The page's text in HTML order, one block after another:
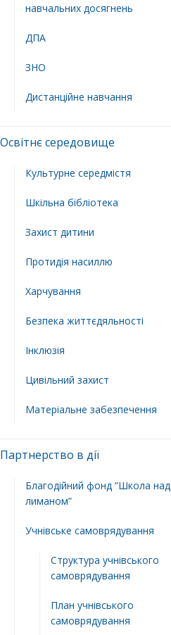
навчальних досягнень
ДПА
ЗНО
Дистанційне навчання
Освітнє середовище
Культурне середмістя
Шкільна бібліотека
Захист дитини
Протидія насиллю
Харчування
Безпека життєдяльності
Інклюзія
Цивільний захист
Матеріальне забезпечення
Партнерство в дії
Благодійний фонд ”Школа над
лиманом”
Учнівське самоврядування
Структура учнiвського
самоврядування
План учнiвського
самоврядування